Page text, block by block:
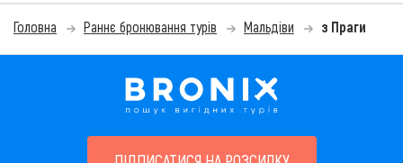
Головна Раннє бронювання турів Мальдіви з Праги